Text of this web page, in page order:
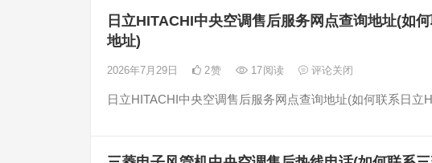
日立HITACHI中央空调售后服务网点查询地址(如
地址)
2026年7月29日 2赞 17阅读 评论关闭
日立HITACHI中央空调售后服务网点查询地址(如何联系日